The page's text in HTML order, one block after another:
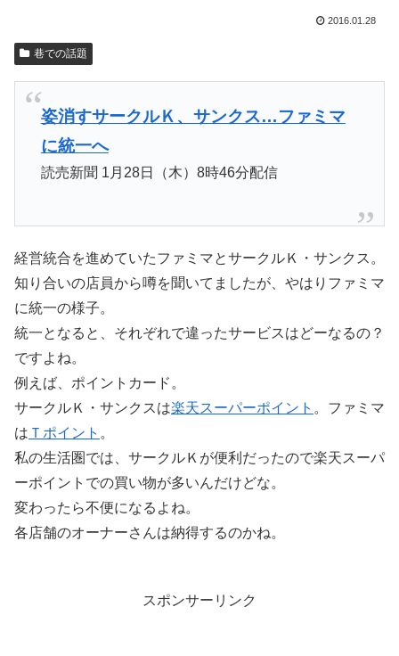
2016.01.28
巷での話題
姿消すサークルＫ、サンクス…ファミマ
に統一へ
読売新聞 1月28日（木）8時46分配信
経営統合を進めていたファミマとサークルＫ・サンクス。
知り合いの店員から噂を聞いてましたが、やはりファミマ
に統一の様子。
統一となると、それぞれで違ったサービスはどーなるの？
ですよね。
例えば、ポイントカード。
サークルＫ・サンクスは楽天スーパーポイント 。ファミマ
は Ｔポイント 。
私の生活圏では、サークルＫが便利だったので楽天スーパ
ーポイントでの買い物が多いんだけどな。
変わったら不便になるよね。
各店舗のオーナーさんは納得するのかね。
スポンサーリンク